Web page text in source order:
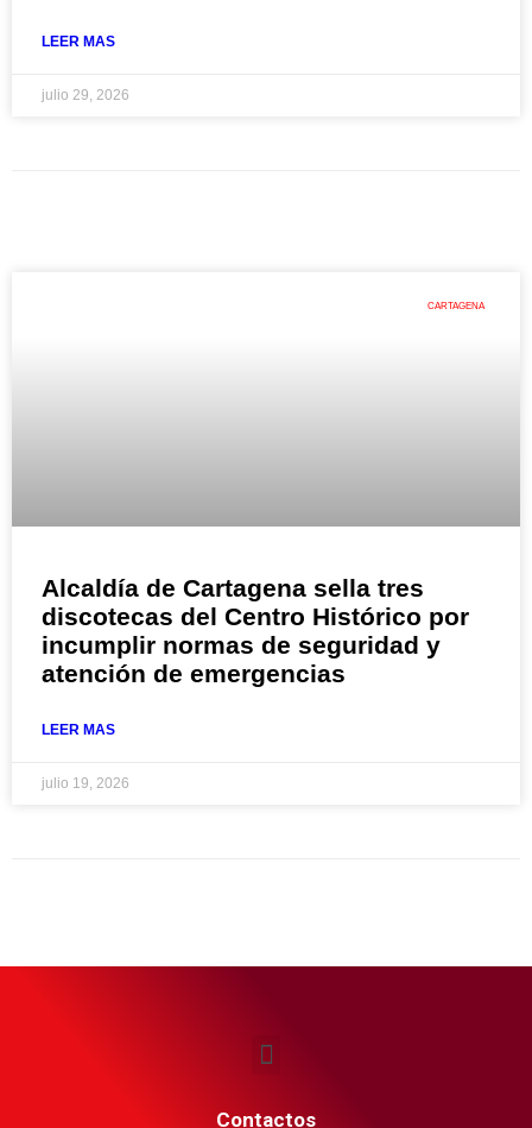
LEER MAS
julio 29, 2026
CARTAGENA
Alcaldía de Cartagena sella tres
discotecas del Centro Histórico por
incumplir normas de seguridad y
atención de emergencias
LEER MAS
julio 19, 2026
Contactos